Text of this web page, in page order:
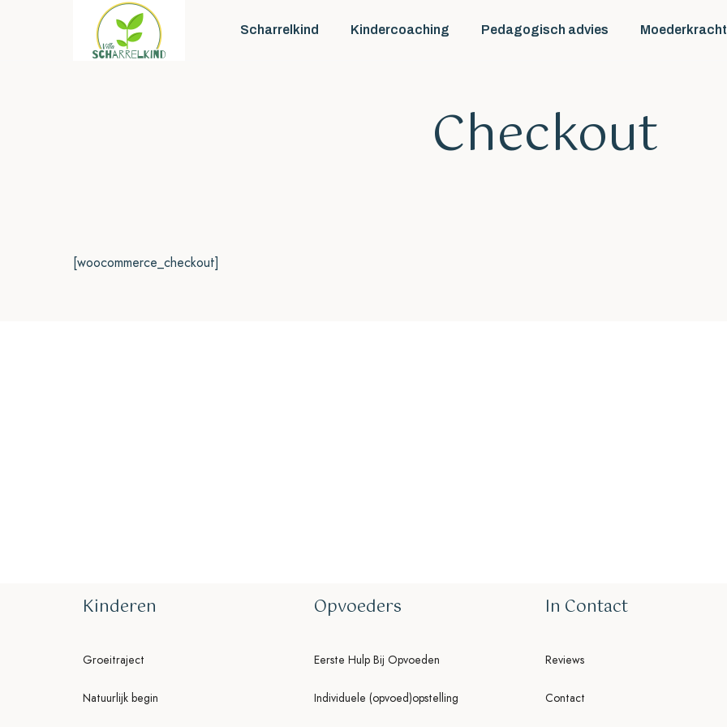
Scharrelkind Kindercoaching Pedagogisch advies Moederkracht
Checkout
[woocommerce_checkout]
Kinderen
Groeitraject
Natuurlijk begin
Opvoeders
Eerste Hulp Bij Opvoeden
Individuele (opvoed)opstelling
In Contact
Reviews
Contact